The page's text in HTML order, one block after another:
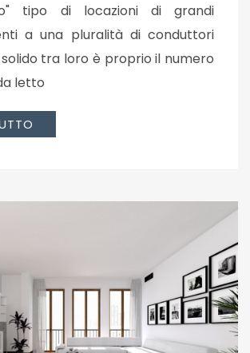
tipo di locazioni di grandi
a una pluralità di conduttori
tra loro è proprio il numero
letto